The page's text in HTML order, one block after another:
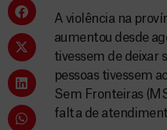
A violência na
aumentou desde
tivessem de deixar
pessoas tivessem
Sem Fronteiras
falta de